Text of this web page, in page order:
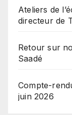
Ateliers de
directeur de
Retour sur
Saadé
Compte-
juin 2026